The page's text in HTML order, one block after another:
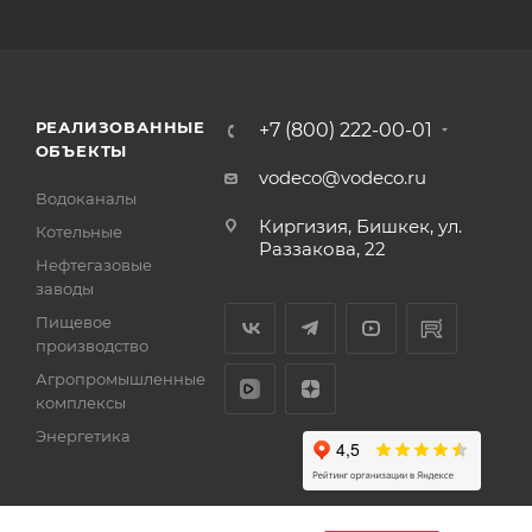
РЕАЛИЗОВАННЫЕ
ОБЪЕКТЫ
Водоканалы
Котельные
Нефтегазовые
заводы
Пищевое
производство
Агропромышленные
комплексы
Энергетика
+7 (800) 222-00-01
vodeco@vodeco.ru
Киргизия, Бишкек, ул.
Раззакова, 22